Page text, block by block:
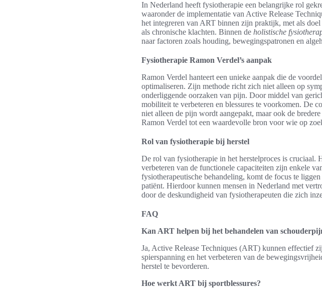
In Nederland heeft fysiotherapie een belangrijke rol
waaronder de implementatie van Active Release
het integreren van ART binnen zijn praktijk, met als
als chronische klachten. Binnen de holistische
naar factoren zoals houding, bewegingspatronen en
Fysiotherapie Ramon Verdel’s aanpak
Ramon Verdel hanteert een unieke aanpak die de
optimaliseren. Zijn methode richt zich niet alleen op
onderliggende oorzaken van pijn. Door middel van
mobiliteit te verbeteren en blessures te voorkomen. De
niet alleen de pijn wordt aangepakt, maar ook de
Ramon Verdel tot een waardevolle bron voor wie op
Rol van fysiotherapie bij herstel
De rol van fysiotherapie in het herstelproces is cruciaal.
verbeteren van de functionele capaciteiten zijn enkele
fysiotherapeutische behandeling, komt de focus te
patiënt. Hierdoor kunnen mensen in Nederland met
door de deskundigheid van fysiotherapeuten die zich
FAQ
Kan ART helpen bij het behandelen van
Ja, Active Release Techniques (ART) kunnen effectief
spierspanning en het verbeteren van de
herstel te bevorderen.
Hoe werkt ART bij sportblessures?